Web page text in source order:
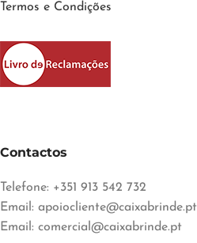
Termos e Condições
Contactos
Telefone: +351 913 542 732
Email: apoiocliente@caixabrinde.pt
Email: comercial@caixabrinde.pt